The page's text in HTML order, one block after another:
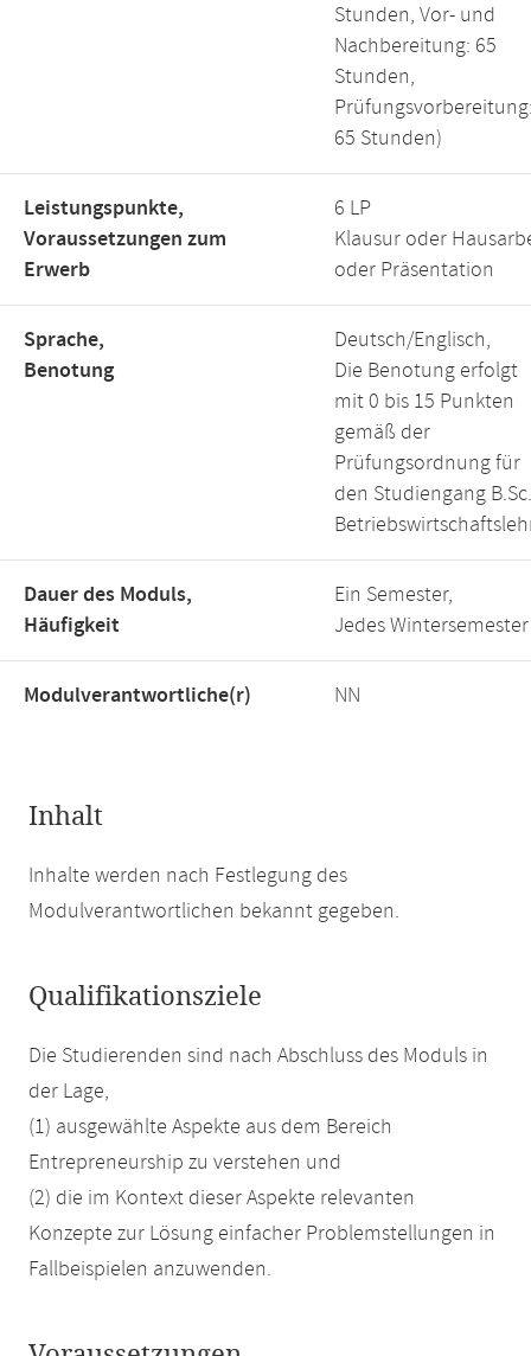
Stunden, Vor- und
Nachbereitung: 65
Stunden,
65 Stunden)
Leistungspunkte,
Voraussetzungen zum
Erwerb
6 LP
Klausur oder
oder Präsentation
Sprache,
Benotung
Deutsch/Englisch,
Die Benotung erfolgt
mit 0 bis 15 Punkten
gemäß der
Prüfungsordnung für
den Studiengang B.Sc.
Dauer des Moduls,
Häufigkeit
Ein Semester,
Jedes Wintersemester
Modulverantwortliche(r) NN
Inhalt
Inhalte werden nach Festlegung des
Modulverantwortlichen bekannt gegeben.
Qualifikationsziele
Die Studierenden sind nach Abschluss des Moduls in
der Lage,
(1) ausgewählte Aspekte aus dem Bereich
Entrepreneurship zu verstehen und
(2) die im Kontext dieser Aspekte relevanten
Konzepte zur Lösung einfacher Problemstellungen in
Fallbeispielen anzuwenden.